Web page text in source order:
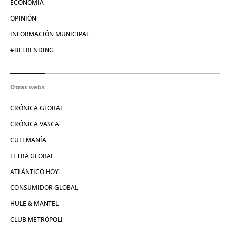
ECONOMÍA
OPINIÓN
INFORMACIÓN MUNICIPAL
#BETRENDING
Otras webs
CRÓNICA GLOBAL
CRÓNICA VASCA
CULEMANÍA
LETRA GLOBAL
ATLÁNTICO HOY
CONSUMIDOR GLOBAL
HULE & MANTEL
CLUB METRÓPOLI